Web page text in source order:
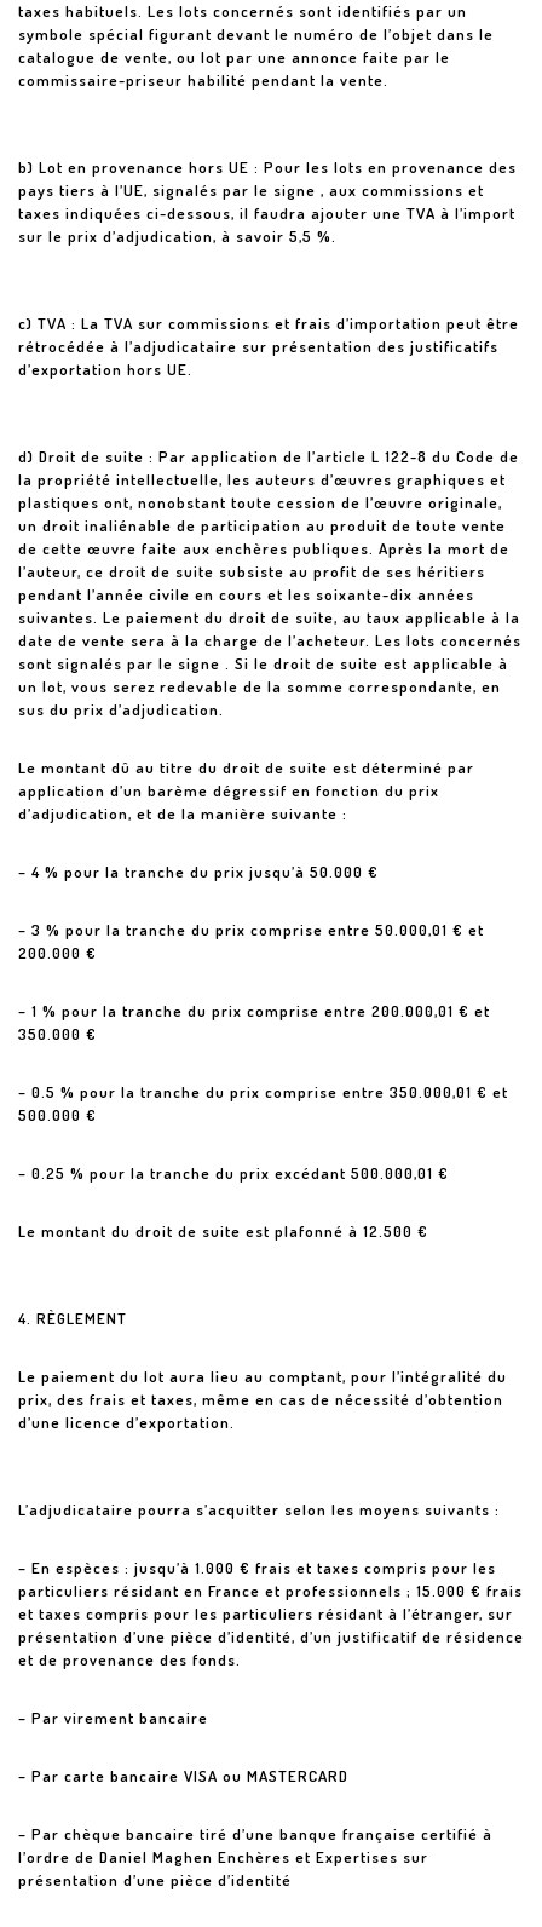
taxes habituels. Les lots concernés sont identifiés par un
symbole spécial figurant devant le numéro de l’objet dans le
catalogue de vente, ou lot par une annonce faite par le
commissaire-priseur habilité pendant la vente.
b) Lot en provenance hors UE : Pour les lots en provenance des
pays tiers à l’UE, signalés par le signe , aux commissions et
taxes indiquées ci-dessous, il faudra ajouter une TVA à l’import
sur le prix d’adjudication, à savoir 5,5 %.
c) TVA : La TVA sur commissions et frais d’importation peut être
rétrocédée à l’adjudicataire sur présentation des justificatifs
d’exportation hors UE.
d) Droit de suite : Par application de l’article L 122-8 du Code de
la propriété intellectuelle, les auteurs d’œuvres graphiques et
plastiques ont, nonobstant toute cession de l’œuvre originale,
un droit inaliénable de participation au produit de toute vente
de cette œuvre faite aux enchères publiques. Après la mort de
l’auteur, ce droit de suite subsiste au profit de ses héritiers
pendant l’année civile en cours et les soixante-dix années
suivantes. Le paiement du droit de suite, au taux applicable à la
date de vente sera à la charge de l’acheteur. Les lots concernés
sont signalés par le signe . Si le droit de suite est applicable à
un lot, vous serez redevable de la somme correspondante, en
sus du prix d’adjudication.
Le montant dû au titre du droit de suite est déterminé par
application d’un barème dégressif en fonction du prix
d’adjudication, et de la manière suivante :
– 4 % pour la tranche du prix jusqu’à 50.000 €
– 3 % pour la tranche du prix comprise entre 50.000,01 € et
200.000 €
– 1 % pour la tranche du prix comprise entre 200.000,01 € et
350.000 €
– 0.5 % pour la tranche du prix comprise entre 350.000,01 € et
500.000 €
– 0.25 % pour la tranche du prix excédant 500.000,01 €
Le montant du droit de suite est plafonné à 12.500 €
4. RÈGLEMENT
Le paiement du lot aura lieu au comptant, pour l’intégralité du
prix, des frais et taxes, même en cas de nécessité d’obtention
d’une licence d’exportation.
L’adjudicataire pourra s’acquitter selon les moyens suivants :
– En espèces : jusqu’à 1.000 € frais et taxes compris pour les
particuliers résidant en France et professionnels ; 15.000 € frais
et taxes compris pour les particuliers résidant à l’étranger, sur
présentation d’une pièce d’identité, d’un justificatif de résidence
et de provenance des fonds.
– Par virement bancaire
– Par carte bancaire VISA ou MASTERCARD
– Par chèque bancaire tiré d’une banque française certifié à
l’ordre de Daniel Maghen Enchères et Expertises sur
présentation d’une pièce d’identité